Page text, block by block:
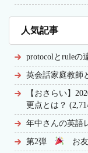
人気記事
protocolとruleの
英会話家庭教師
【おさらい】
更点とは？
年中さんの英語
第2弾 お友